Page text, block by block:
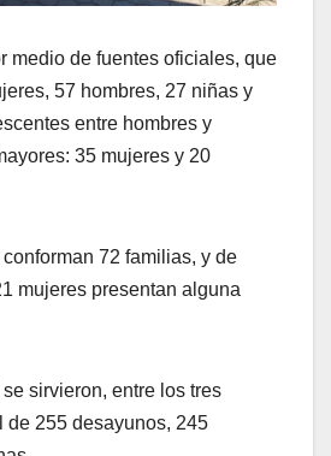
medio de fuentes oficiales, que
57 hombres, 27 niñas y
entre hombres y
35 mujeres y 20
72 familias, y de
mujeres presentan alguna
sirvieron, entre los tres
de 255 desayunos, 245